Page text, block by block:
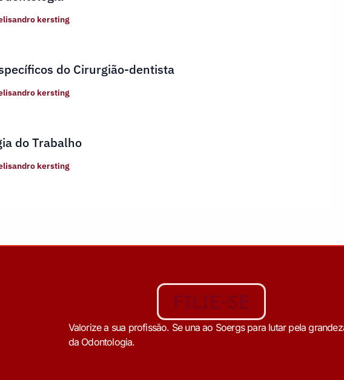
kersting
do Cirurgião-dentista
kersting
do Trabalho
kersting
FILIE-SE
Valorize a sua profissão. Se una ao Soergs para lutar pela
da Odontologia.